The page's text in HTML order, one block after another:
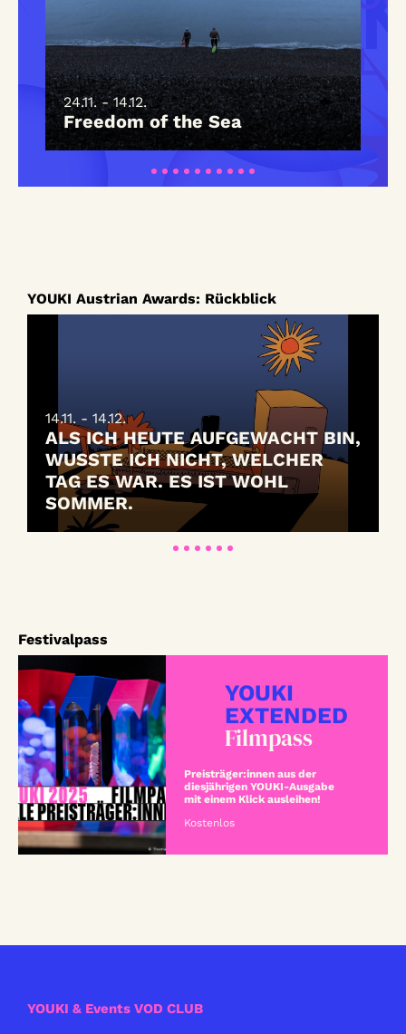
24.11. - 14.12.
Freedom of the Sea
YOUKI Austrian Awards: Rückblick
14.11. - 14.12.
ALS ICH HEUTE AUFGEWACHT BIN,
WUSSTE ICH NICHT, WELCHER
TAG ES WAR. ES IST WOHL
SOMMER.
Festivalpass
YOUKI
EXTENDED
Filmpass
Preisträger:innen aus der
diesjährigen YOUKI-Ausgabe
mit einem Klick ausleihen!
Kostenlos
YOUKI & Events VOD CLUB